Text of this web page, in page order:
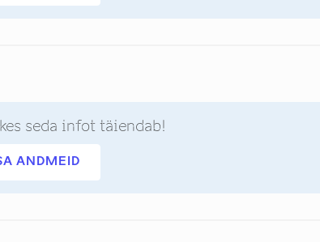
seda infot täiendab!
ANDMEID